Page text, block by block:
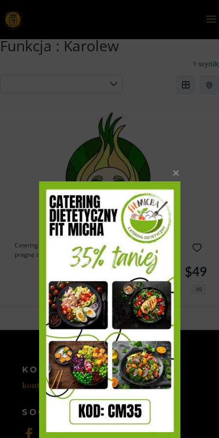
Funkcja :Karolew
1 wynik
Catering Cebulka to doskonałe rozwiązanie dla tych, którzy
pragną zdrowo...
$49
49
Powered by Estatik
KONTAKT
kontakt@cateromedia.pl
SOCIAL MEDIA